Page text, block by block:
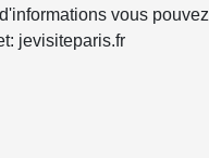
vous
jevisiteparis.fr